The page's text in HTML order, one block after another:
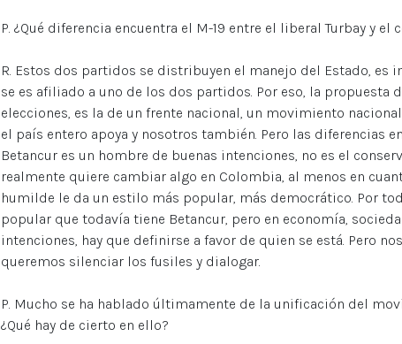
P. ¿Qué diferencia encuentra el M-19 entre el liberal Turbay y el
R. Estos dos partidos se distribuyen el manejo del Estado,
se es afiliado a uno de los dos partidos. Por eso, la propuesta
elecciones, es la de un frente nacional, un movimiento
el país entero apoya y nosotros también. Pero las diferencias
Betancur es un hombre de buenas intenciones, no es el
realmente quiere cambiar algo en Colombia, al menos en
humilde le da un estilo más popular, más democrático. Por
popular que todavía tiene Betancur, pero en economía,
intenciones, hay que definirse a favor de quien se está. Pero
queremos silenciar los fusiles y dialogar.
P. Mucho se ha hablado últimamente de la unificación del
¿Qué hay de cierto en ello?